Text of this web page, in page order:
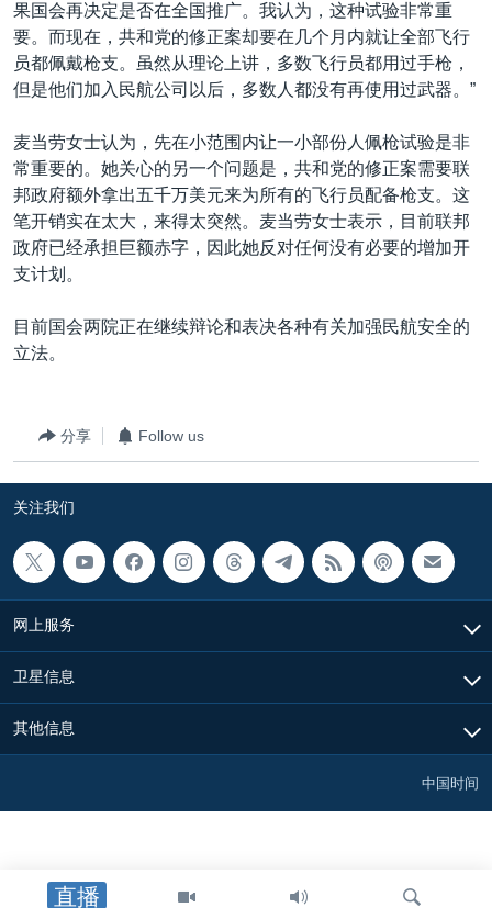
直播
果国会再决定是否在全国推广。我认为，这种试验非常重
要。而现在，共和党的修正案却要在几个月内就让全部飞行
员都佩戴枪支。虽然从理论上讲，多数飞行员都用过手枪，
但是他们加入民航公司以后，多数人都没有再使用过武器。”
麦当劳女士认为，先在小范围内让一小部份人佩枪试验是非
常重要的。她关心的另一个问题是，共和党的修正案需要联
邦政府额外拿出五千万美元来为所有的飞行员配备枪支。这
笔开销实在太大，来得太突然。麦当劳女士表示，目前联邦
政府已经承担巨额赤字，因此她反对任何没有必要的增加开
支计划。
目前国会两院正在继续辩论和表决各种有关加强民航安全的
立法。
分享 Follow us
关注我们
网上服务
卫星信息
其他信息
中国时间